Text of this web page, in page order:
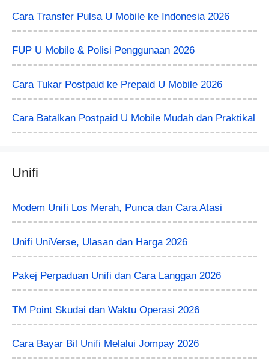
Cara Transfer Pulsa U Mobile ke Indonesia 2026
FUP U Mobile & Polisi Penggunaan 2026
Cara Tukar Postpaid ke Prepaid U Mobile 2026
Cara Batalkan Postpaid U Mobile Mudah dan Praktikal
Unifi
Modem Unifi Los Merah, Punca dan Cara Atasi
Unifi UniVerse, Ulasan dan Harga 2026
Pakej Perpaduan Unifi dan Cara Langgan 2026
TM Point Skudai dan Waktu Operasi 2026
Cara Bayar Bil Unifi Melalui Jompay 2026